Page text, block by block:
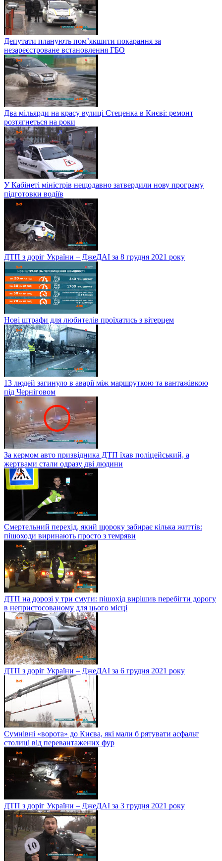
Депутати планують пом’якшити покарання за
незареєстроване встановлення ГБО
Два мільярди на красу вулиці Стеценка в Києві: ремонт
розтягнеться на роки
У Кабінеті міністрів нещодавно затвердили нову програму
підготовки водіїв
ДТП з доріг України – ДжеДАІ за 8 грудня 2021 року
Нові штрафи для любителів проїхатись з вітерцем
13 людей загинуло в аварії між маршруткою та вантажівкою
під Черніговом
За кермом авто призвідника ДТП їхав поліцейський, а
жертвами стали одразу дві людини
Смертельний перехід, який щороку забирає кілька життів:
пішоходи виринають просто з темряви
ДТП на дорозі у три смуги: пішохід вирішив перебігти дорогу
в непристосованому для цього місці
ДТП з доріг України – ДжеДАІ за 6 грудня 2021 року
Сумнівні «ворота» до Києва, які мали б рятувати асфальт
столиці від перевантажених фур
ДТП з доріг України – ДжеДАІ за 3 грудня 2021 року